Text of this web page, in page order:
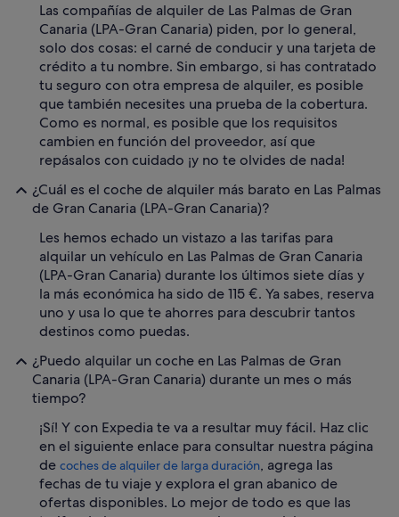
Las compañías de alquiler de Las Palmas de Gran
Canaria (LPA-Gran Canaria) piden, por lo general,
solo dos cosas: el carné de conducir y una tarjeta de
crédito a tu nombre. Sin embargo, si has contratado
tu seguro con otra empresa de alquiler, es posible
que también necesites una prueba de la cobertura.
Como es normal, es posible que los requisitos
cambien en función del proveedor, así que
repásalos con cuidado ¡y no te olvides de nada!
¿Cuál es el coche de alquiler más barato en Las Palmas
de Gran Canaria (LPA-Gran Canaria)?
Les hemos echado un vistazo a las tarifas para
alquilar un vehículo en Las Palmas de Gran Canaria
(LPA-Gran Canaria) durante los últimos siete días y
la más económica ha sido de 115 €. Ya sabes, reserva
uno y usa lo que te ahorres para descubrir tantos
destinos como puedas.
¿Puedo alquilar un coche en Las Palmas de Gran
Canaria (LPA-Gran Canaria) durante un mes o más
tiempo?
¡Sí! Y con Expedia te va a resultar muy fácil. Haz clic
en el siguiente enlace para consultar nuestra página
de coches de alquiler de larga duración, agrega las
fechas de tu viaje y explora el gran abanico de
ofertas disponibles. Lo mejor de todo es que las